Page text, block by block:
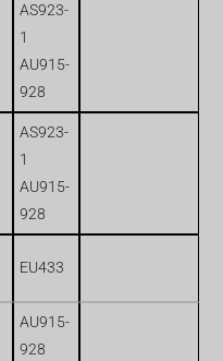
AS923-
1
AU915-
928
AS923-
1
AU915-
928
EU433
AU915-
928